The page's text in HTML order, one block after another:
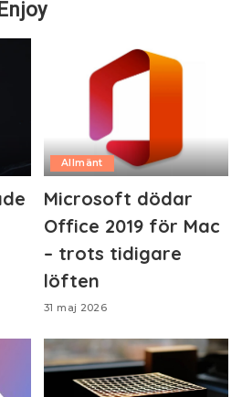
Allmänt
Microsoft dödar
Office 2019 för Mac
– trots tidigare
löften
31 maj 2026